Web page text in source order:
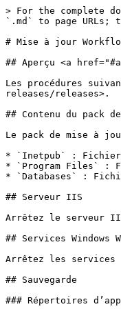
> For the complete documentation index, see [llms.txt](https://docs.workflowgen.com/llms.txt). Markdown versions of documentation pages are available by appending `.md` to page URLs; this page is available as [Markdown](https://docs.workflowgen.com/upgrade-fr/8.2.1/mise-a-jour-workflowgen.md).

# Mise à jour WorkflowGen 8.2.1

## Aperçu <a href="#apercu" id="apercu"></a>

Les procédures suivantes s’appliquent au pack de mise à jour WorkflowGen 8.2.1 disponible à l'adresse suivante : <https://github.com/advantys/workflowgen-releases/releases>.

## Contenu du pack de mise à jour <a href="#contenu-du-pack-de-mise-a-jour" id="contenu-du-pack-de-mise-a-jour"></a>

Le pack de mise à jour est un fichier compressé qui contient les répertoires suivants :

* `Inetpub` : Fichiers d’applications Web de WorkflowGen
* `Program Files` : Fichiers de services Windows de WorkflowGen
* `Databases` : Fichiers de création et mise à jour de la base de données WorkflowGen

## Serveur IIS

Arrêtez le serveur IIS, ou au moins vos applications Web WorkflowGen si d’autres sites Web utilisent le même serveur IIS.

## Services Windows WorkflowGen

Arrêtez les services de synchronisation des répertoires et du moteur WorkflowGen dans le module